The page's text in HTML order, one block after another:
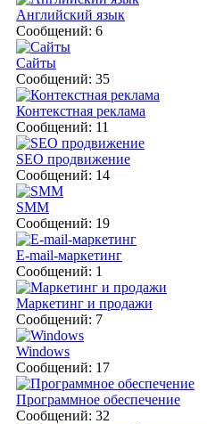
Английский язык
Сообщений: 6
Сайты
Сообщений: 35
Контекстная реклама
Сообщений: 11
SEO продвижение
Сообщений: 14
SMM
Сообщений: 19
E-mail-маркетинг
Сообщений: 1
Маркетинг и продажи
Сообщений: 7
Windows
Сообщений: 17
Программное обеспечение
Сообщений: 32